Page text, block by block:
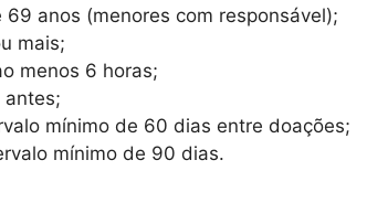
69 anos (menores com responsável);
mais;
menos 6 horas;
antes;
mínimo de 60 dias entre doações;
mínimo de 90 dias.